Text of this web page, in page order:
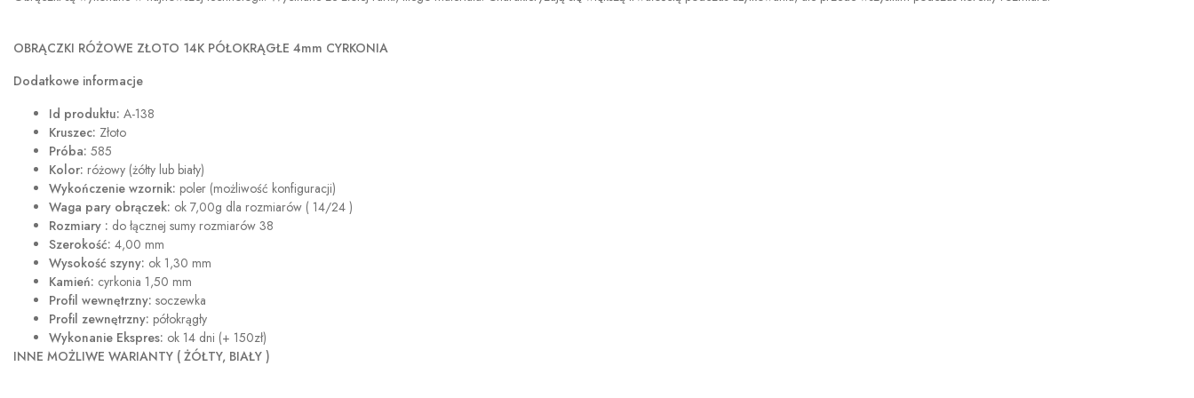
OBRĄCZKI RÓŻOWE ZŁOTO 14K PÓŁOKRĄGŁE 4mm CYRKONIA
Dodatkowe informacje
Id produktu: A-138
Kruszec: Złoto
Próba: 585
Kolor: różowy (żółty lub biały)
Wykończenie wzornik: poler (możliwość konfiguracji)
Waga pary obrączek: ok 7,00g dla rozmiarów ( 14/24 )
Rozmiary : do łącznej sumy rozmiarów 38
Szerokość: 4,00 mm
Wysokość szyny: ok 1,30 mm
Kamień: cyrkonia 1,50 mm
Profil wewnętrzny: soczewka
Profil zewnętrzny: półokrągły
Wykonanie Ekspres: ok 14 dni (+ 150zł)
INNE MOŻLIWE WARIANTY ( ŻÓŁTY, BIAŁY )